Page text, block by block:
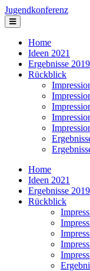
Jugendkonferenz
Home
Ideen 2021
Ergebnisse 2019
Rückblick
Home
Ideen 2021
Ergebnisse 2019
Rückblick